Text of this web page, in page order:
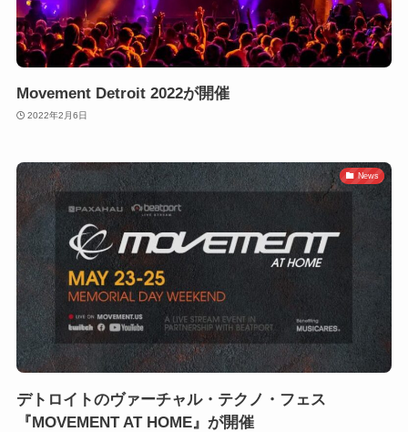
Movement Detroit 2022が開催
2022年2月6日
News
デトロイトのヴァーチャル・テクノ・フェス
『MOVEMENT AT HOME』が開催